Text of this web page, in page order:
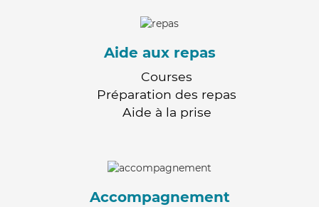
Aide aux repas
Courses
Préparation des repas
Aide à la prise
Accompagnement